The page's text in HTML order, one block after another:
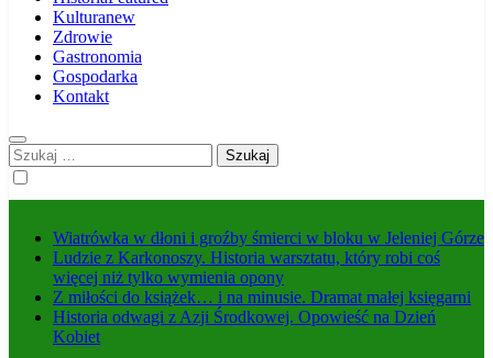
Kulturanew
Zdrowie
Gastronomia
Gospodarka
Kontakt
Szukaj:
Wiatrówka w dłoni i groźby śmierci w bloku w Jeleniej Górze
Ludzie z Karkonoszy. Historia warsztatu, który robi coś
więcej niż tylko wymienia opony
Z miłości do książek… i na minusie. Dramat małej księgarni
Historia odwagi z Azji Środkowej. Opowieść na Dzień
Kobiet